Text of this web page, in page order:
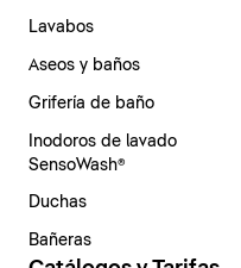
Lavabos
Aseos y baños
Grifería de baño
Inodoros de lavado
SensoWash®
Duchas
Bañeras